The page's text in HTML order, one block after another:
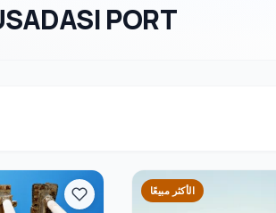
PORT
الأكثر مبيعًا